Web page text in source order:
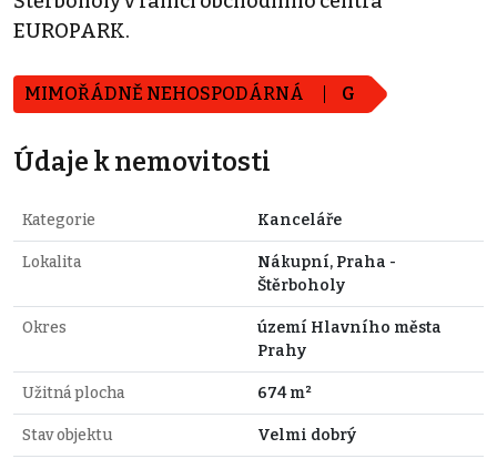
EUROPARK.
MIMOŘÁDNĚ NEHOSPODÁRNÁ G
Údaje k nemovitosti
Kategorie Kanceláře
Lokalita
Nákupní, Praha -
Štěrboholy
Okres
území Hlavního města
Prahy
Užitná plocha 674 m²
Stav objektu Velmi dobrý